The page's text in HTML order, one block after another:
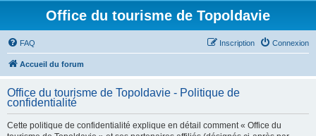
Office du tourisme de Topoldavie
FAQ Connexion
Inscription
Accueil du forum
Office du tourisme de Topoldavie - Politique de
confidentialité
Cette politique de confidentialité explique en détail comment « Office du